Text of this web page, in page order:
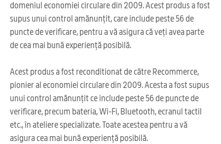
domeniul economiei circulare din 2009. Acest produs a fost
supus unui control amănunțit, care include peste 56 de
puncte de verificare, pentru a vă asigura că veți avea parte
de cea mai bună experiență posibilă.
Acest produs a fost reconditionat de către Recommerce,
pionier al economiei circulare din 2009. Acesta a fost supus
unui control amănunțit ce include peste 56 de puncte de
verificare, precum bateria, Wi-Fi, Bluetooth, ecranul tactil
etc., în ateliere specializate. Toate acestea pentru a vă
asigura cea mai bună experiență posibilă.